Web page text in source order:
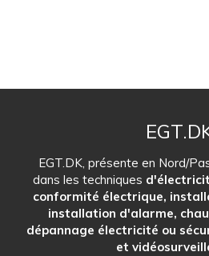
EGT.DK, présente en Nord/
dans les techniques
conformité électrique,
installation d'alarme,
dépannage électricité ou
et